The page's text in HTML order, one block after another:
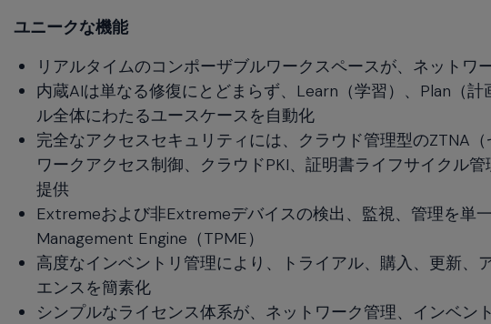
menu
and
escape
will
close
the
menu.
Spacebar
will
open
current
ユニークな機能
リアルタイムのコンポーザブルワークスペースが、ネット
内蔵AIは単なる修復にとどまらず、Learn（学習）、Plan（
ル全体にわたるユースケースを自動化
完全なアクセスセキュリティには、クラウド管理型のZTNA
ワークアクセス制御、クラウドPKI、証明書ライフサイクル
提供
Extremeおよび非Extremeデバイスの検出、監視、管理を単
Management Engine（TPME）
高度なインベントリ管理により、トライアル、購入、更新、
エンスを簡素化
シンプルなライセンス体系が、ネットワーク管理、インベ